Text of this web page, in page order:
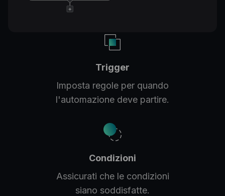
Trigger
Imposta regole per quando
l'automazione deve partire.
Condizioni
Assicurati che le condizioni
siano soddisfatte.